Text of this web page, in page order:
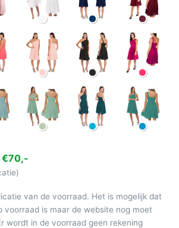
€70,-
van de voorraad. Het is mogelijk dat
voorraad is maar de website nog moet
wordt in de voorraad geen rekening